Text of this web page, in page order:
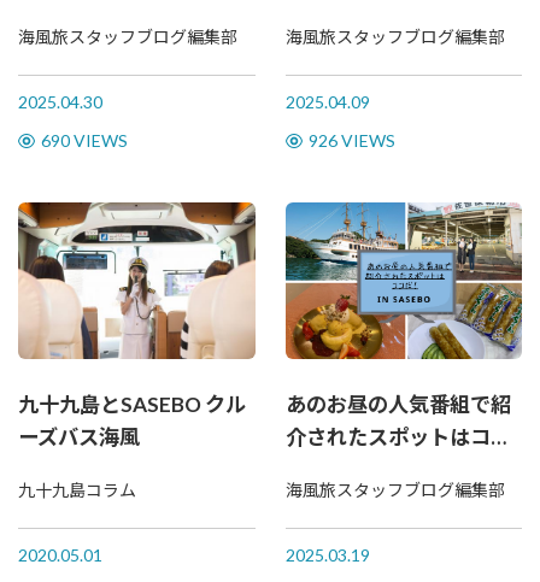
海風旅スタッフブログ編集部
2025.04.30
690 VIEWS
海風旅スタッフブログ編集部
2025.04.09
926 VIEWS
九十九島とSASEBO クル
ーズバス海風
九十九島コラム
2020.05.01
あのお昼の人気番組で紹
介されたスポットはココ
海風旅スタッフブログ編集部
2025.03.19